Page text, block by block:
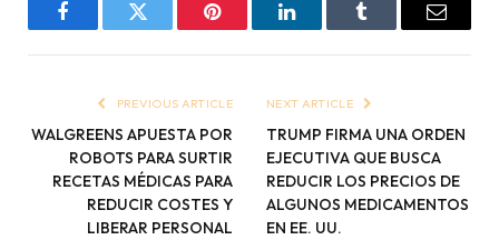
FacebookTwitter Pinterest LinkedInTumblr Email
PREVIOUS ARTICLE
WALGREENS APUESTA POR
ROBOTS PARA SURTIR
RECETAS MÉDICAS PARA
REDUCIR COSTES Y
LIBERAR PERSONAL
NEXT ARTICLE
TRUMP FIRMA UNA ORDEN
EJECUTIVA QUE BUSCA
REDUCIR LOS PRECIOS DE
ALGUNOS MEDICAMENTOS
EN EE. UU.